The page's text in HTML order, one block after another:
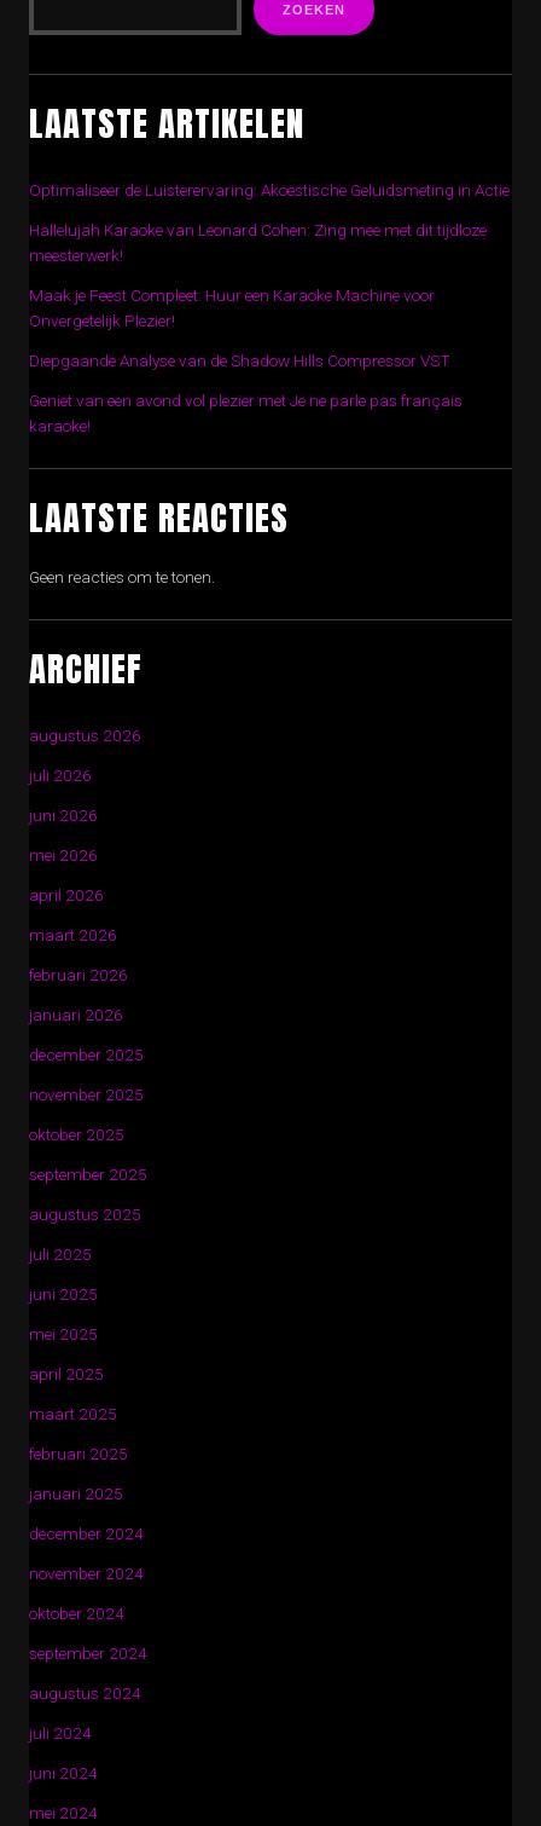
ZOEKEN
LAATSTE ARTIKELEN
Optimaliseer de Luisterervaring: Akoestische Geluidsmeting in Actie
Hallelujah Karaoke van Leonard Cohen: Zing mee met dit tijdloze
meesterwerk!
Maak je Feest Compleet: Huur een Karaoke Machine voor
Onvergetelijk Plezier!
Diepgaande Analyse van de Shadow Hills Compressor VST
Geniet van een avond vol plezier met Je ne parle pas français
karaoke!
LAATSTE REACTIES
Geen reacties om te tonen.
ARCHIEF
augustus 2026
juli 2026
juni 2026
mei 2026
april 2026
maart 2026
februari 2026
januari 2026
december 2025
november 2025
oktober 2025
september 2025
augustus 2025
juli 2025
juni 2025
mei 2025
april 2025
maart 2025
februari 2025
januari 2025
december 2024
november 2024
oktober 2024
september 2024
augustus 2024
juli 2024
juni 2024
mei 2024